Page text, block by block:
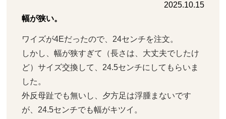
2025.10.15
幅が狭い。
ワイズが4Eだったので、24センチを注文。
しかし、幅が狭すぎて（長さは、大丈夫でしたけ
ど）サイズ交換して、24.5センチにしてもらいま
した。
外反母趾でも無いし、夕方足は浮腫まないです
が、24.5センチでも幅がキツイ。